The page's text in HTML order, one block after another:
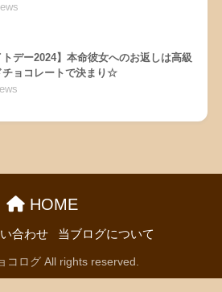
トデー2024】本命彼女へのお返しは高級
チョコレートで決まり☆
HOME
合わせ 当ブログについて
コログ All rights reserved.